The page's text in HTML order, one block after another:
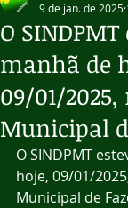
O
manhã de
09/01/
Municipal
9 de jan. de 2025
O SINDPMT
hoje, 09/01/
Municipal de